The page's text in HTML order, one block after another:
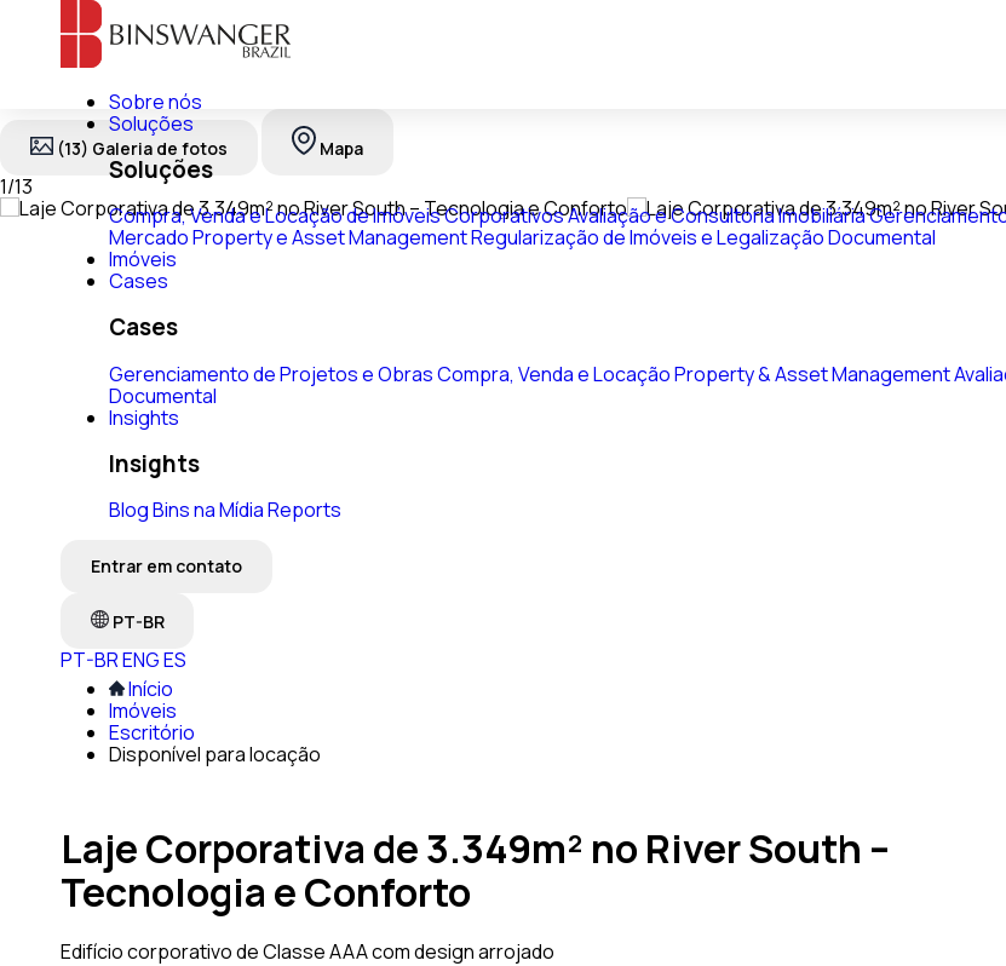
Sobre nós
Soluções
Soluções
Compra, Venda e Locação de Imóveis CorporativosAvaliação e Consultoria Imobiliária
MercadoProperty e Asset ManagementRegularização de Imóveis e Legalização Documental
Imóveis
Cases
Cases
Gerenciamento de Projetos e ObrasCompra, Venda e LocaçãoProperty & Asset Management
Documental
Insights
Insights
BlogBins na MídiaReports
Entrar em contato
PT-BR
PT-BRENGES
(13) Galeria de fotos Mapa
1/13
Início
Imóveis
Escritório
Disponível para locação
Laje Corporativa de 3.349m² no River South –
Tecnologia e Conforto
Edifício corporativo de Classe AAA com design arrojado